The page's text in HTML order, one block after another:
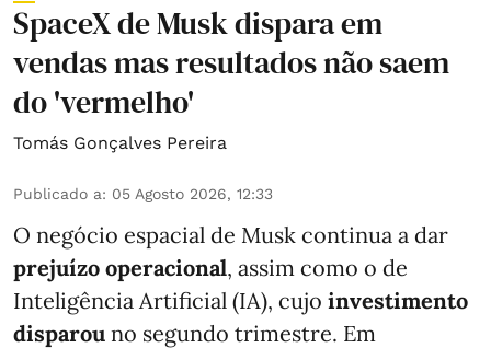
SpaceX de Musk dispara em
vendas mas resultados não saem
do 'vermelho'
Tomás Gonçalves Pereira
Publicado a: 05 Agosto 2026, 12:33
O negócio espacial de Musk continua a dar
prejuízo operacional, assim como o de
Inteligência Artificial (IA), cujo investimento
disparou no segundo trimestre. Em